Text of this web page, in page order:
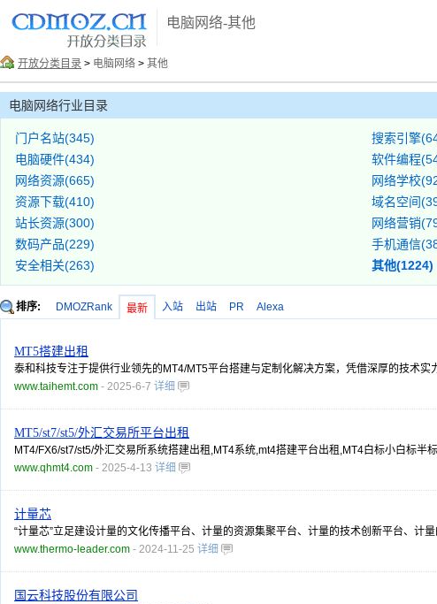
电脑网络-其他
开放分类目录 > 电脑网络 > 其他
电脑网络行业目录
门户名站(345) 搜索引擎
电脑硬件(434)
软件编程
网络资源(665)
网络学校
资源下载(410)
域名空间
站长资源(300)
网络营销
数码产品(229)
手机通信
安全相关(263)
其他(1224)
排序: DMOZRank 最新 入站 出站 PR Alexa
MT5搭建出租
泰和科技专注于提供行业领先的MT4/MT5平台搭建与定制化解决方案，凭借深厚的技术
www.taihemt.com - 2025-6-7 详细
MT5/st7/st5/外汇交易所平台出租
MT4/FX6/st7/st5/外汇交易所系统搭建出租,MT4系统,mt4搭建平台出租,MT4白标小白标
www.qhmt4.com - 2025-4-13 详细
计量芯
“计量芯”立足建设计量的文化传播平台、计量的资源集聚平台、计量的技术创新平台、
www.thermo-leader.com - 2024-11-25 详细
国云科技股份有限公司